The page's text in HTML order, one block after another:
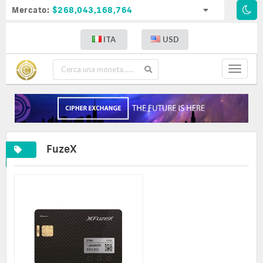
Mercato: $268,043,168,764
ITA USD
Toggle
FuzeX